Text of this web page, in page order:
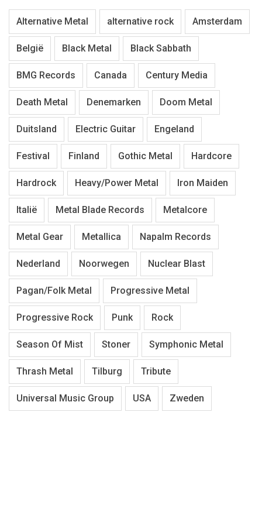
Alternative Metal alternative rock Amsterdam
België Black Metal Black Sabbath
BMG Records Canada Century Media
Death Metal Denemarken Doom Metal
Duitsland Electric Guitar Engeland
Festival Finland Gothic Metal Hardcore
Hardrock Heavy/Power Metal Iron Maiden
Italië Metal Blade Records Metalcore
Metal Gear Metallica Napalm Records
Nederland Noorwegen Nuclear Blast
Pagan/Folk Metal Progressive Metal
Progressive Rock Punk Rock
Season Of Mist Stoner Symphonic Metal
Thrash Metal Tilburg Tribute
Universal Music Group USA Zweden